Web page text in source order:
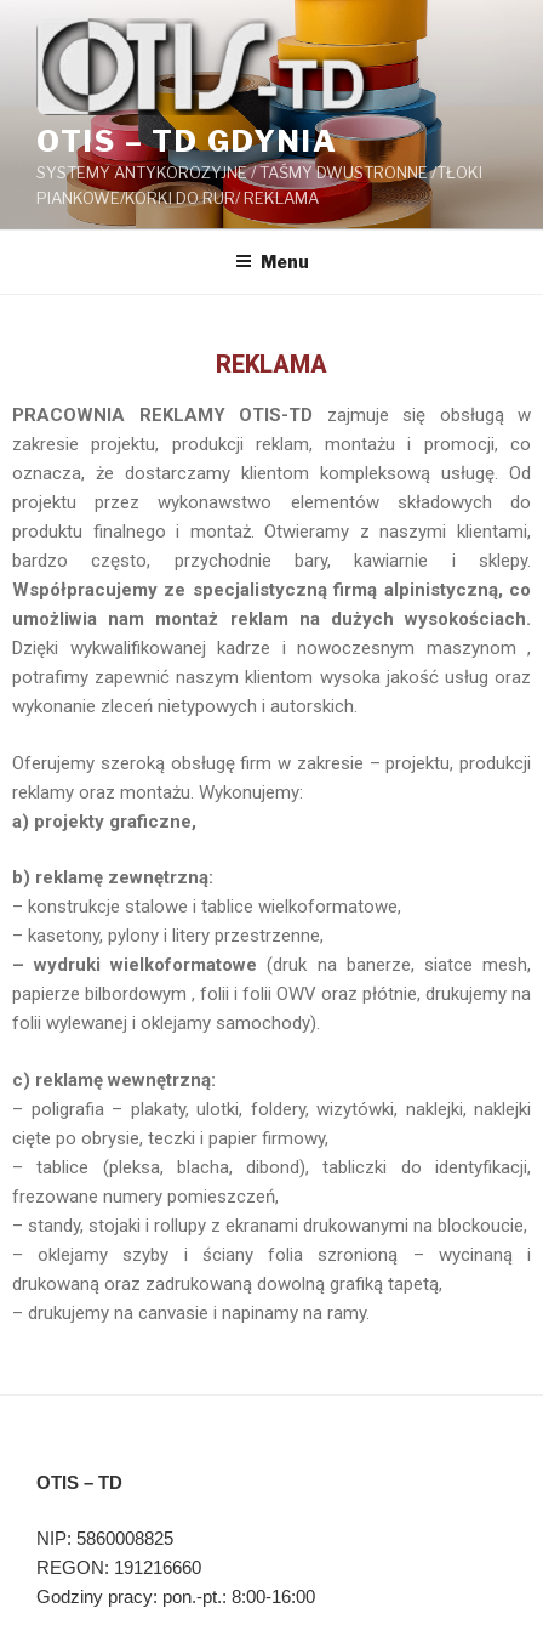
OTIS – TD GDYNIA
SYSTEMY ANTYKOROZYJNE / TAŚMY DWUSTRONNE /TŁOKI
PIANKOWE/KORKI DO RUR/ REKLAMA
Menu
REKLAMA
PRACOWNIA REKLAMY OTIS-TD zajmuje się obsługą w
zakresie projektu, produkcji reklam, montażu i promocji, co
oznacza, że dostarczamy klientom kompleksową usługę. Od
projektu przez wykonawstwo elementów składowych do
produktu finalnego i montaż. Otwieramy z naszymi klientami,
bardzo często, przychodnie bary, kawiarnie i sklepy.
Współpracujemy ze specjalistyczną firmą alpinistyczną, co
umożliwia nam montaż reklam na dużych wysokościach.
Dzięki wykwalifikowanej kadrze i nowoczesnym maszynom ,
potrafimy zapewnić naszym klientom wysoka jakość usług oraz
wykonanie zleceń nietypowych i autorskich.
Oferujemy szeroką obsługę firm w zakresie – projektu, produkcji
reklamy oraz montażu. Wykonujemy:
a) projekty graficzne,
b) reklamę zewnętrzną:
– konstrukcje stalowe i tablice wielkoformatowe,
– kasetony, pylony i litery przestrzenne,
– wydruki wielkoformatowe(druk na banerze, siatce mesh,
papierze bilbordowym , folii i folii OWV oraz płótnie, drukujemy na
folii wylewanej i oklejamy samochody).
c) reklamę wewnętrzną:
– poligrafia – plakaty, ulotki, foldery, wizytówki, naklejki, naklejki
cięte po obrysie, teczki i papier firmowy,
– tablice (pleksa, blacha, dibond), tabliczki do identyfikacji,
frezowane numery pomieszczeń,
– standy, stojaki i rollupy z ekranami drukowanymi na blockoucie,
– oklejamy szyby i ściany folia szronioną – wycinaną i
drukowaną oraz zadrukowaną dowolną grafiką tapetą,
– drukujemy na canvasie i napinamy na ramy.
OTIS – TD
NIP: 5860008825
REGON: 191216660
Godziny pracy: pon.-pt.: 8:00-16:00